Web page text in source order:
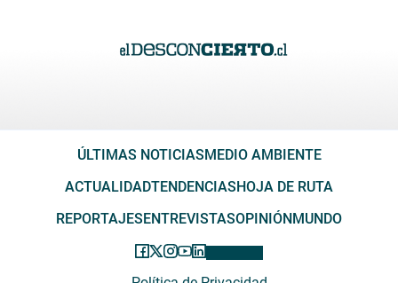
ÚLTIMAS NOTICIASMEDIO AMBIENTE
ACTUALIDADTENDENCIASHOJA DE RUTA
REPORTAJESENTREVISTASOPINIÓNMUNDO